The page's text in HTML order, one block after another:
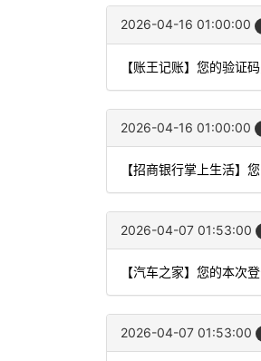
2026-04-16 01:00:00
【账王记账】您的验证
2026-04-16 01:00:00
【招商银行掌上生活】
2026-04-07 01:53:00
【汽车之家】您的本次
2026-04-07 01:53:00